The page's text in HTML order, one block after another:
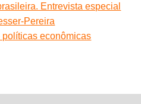
Entrevista especial
Pereira
econômicas